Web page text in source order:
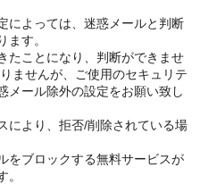
によっては、迷惑メールと判断
ます。
たことになり、判断ができませ
ませんが、ご使用のセキュリテ
メール除外の設定をお願い致し
より、拒否/削除されている場
をブロックする無料サービスが